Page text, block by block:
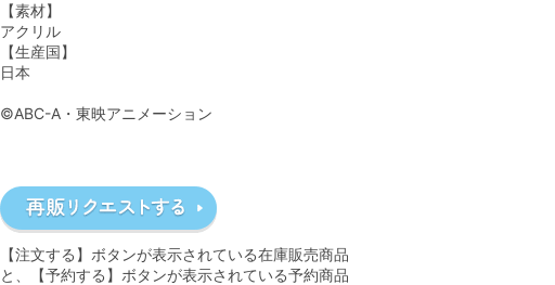
【素材】
アクリル
【生産国】
日本
©ABC-A・東映アニメーション
【注文する】ボタンが表示されている在庫販売商品
と、【予約する】ボタンが表示されている予約商品